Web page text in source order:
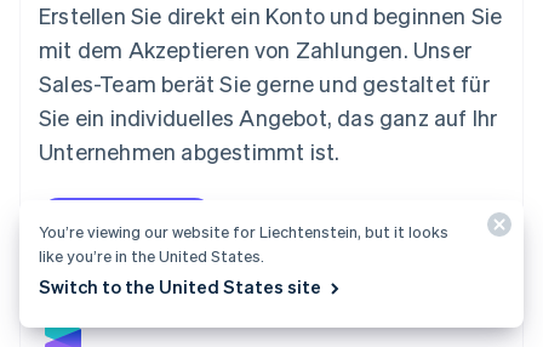
Erstellen Sie direkt ein Konto und beginnen Sie
mit dem Akzeptieren von Zahlungen. Unser
Sales-Team berät Sie gerne und gestaltet für
Sie ein individuelles Angebot, das ganz auf Ihr
Unternehmen abgestimmt ist.
English
Niederlande
Nederlands English
Norwegen
English
Österreich
Polen
Portugal
Português English
Rumänien
Schweden
You’re viewing our website for Liechtenstein, but it looks
like you’re in the United States.
Switch to the United States site